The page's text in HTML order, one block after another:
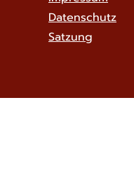
Datenschutz
Satzung